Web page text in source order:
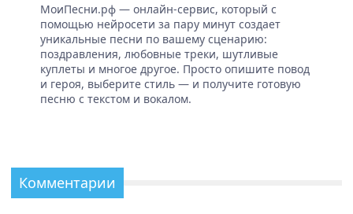
МоиПесни.рф — онлайн-сервис, который с
помощью нейросети за пару минут создает
уникальные песни по вашему сценарию:
поздравления, любовные треки, шутливые
куплеты и многое другое. Просто опишите повод
и героя, выберите стиль — и получите готовую
песню с текстом и вокалом.
Комментарии